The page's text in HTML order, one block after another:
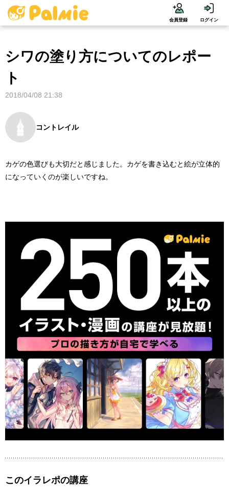
会員登録 ログイン
シワの塗り方についてのレポー
ト
2018/04/08 21:38
コントレイル
カゲの色選びも大切だと感じました。カゲを書き込むと絵が立体的
になっていくのが楽しいですね。
このイラレポの講座